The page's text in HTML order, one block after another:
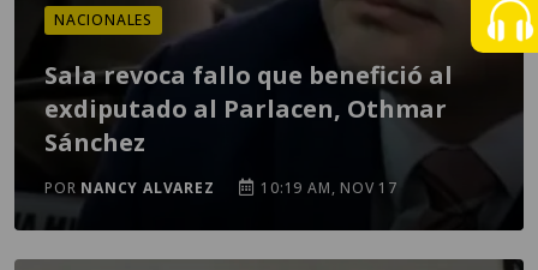
NACIONALES
Sala revoca fallo que benefició al
exdiputado al Parlacen, Othmar
Sánchez
POR NANCY ALVAREZ 10:19 AM, NOV 17